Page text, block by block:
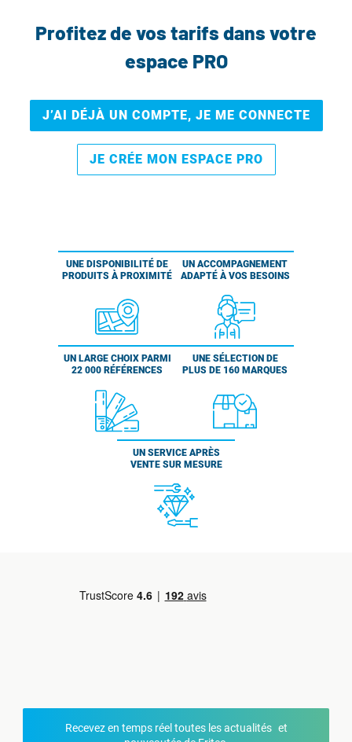
Profitez de vos tarifs dans votre
espace PRO
J’AI DÉJÀ UN COMPTE, JE ME CONNECTE
JE CRÉE MON ESPACE PRO
UNE DISPONIBILITÉ DE
PRODUITS À PROXIMITÉ
UN ACCOMPAGNEMENT
ADAPTÉ À VOS BESOINS
UN LARGE CHOIX PARMI
22 000 RÉFÉRENCES
UNE SÉLECTION DE
PLUS DE 160 MARQUES
UN SERVICE APRÈS
VENTE SUR MESURE
Recevez en temps réel toutes les actualités et